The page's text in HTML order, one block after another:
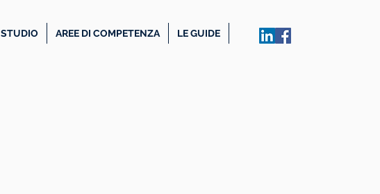
AREE DI COMPETENZA LE GUIDE